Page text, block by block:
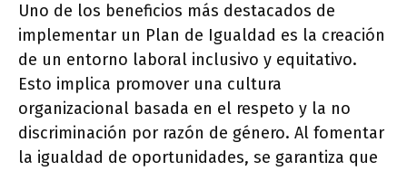
Uno de los beneficios más destacados de
implementar un Plan de Igualdad es la creación
de un entorno laboral inclusivo y equitativo.
Esto implica promover una cultura
organizacional basada en el respeto y la no
discriminación por razón de género. Al fomentar
la igualdad de oportunidades, se garantiza que